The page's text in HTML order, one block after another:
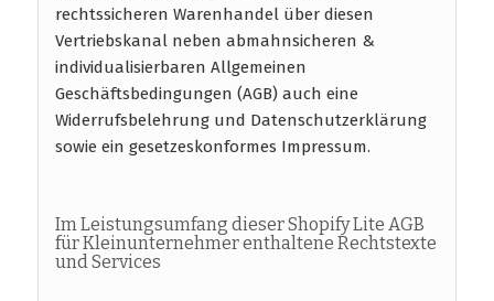
rechtssicheren Warenhandel über diesen
Vertriebskanal neben abmahnsicheren &
individualisierbaren Allgemeinen
Geschäftsbedingungen (AGB) auch eine
Widerrufsbelehrung und Datenschutzerklärung
sowie ein gesetzeskonformes Impressum.
Im Leistungsumfang dieser Shopify Lite AGB
für Kleinunternehmer enthaltene Rechtstexte
und Services